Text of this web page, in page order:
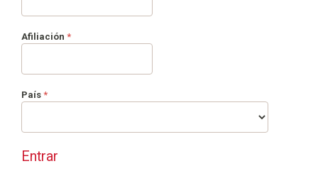
Afiliación *Obligatorio
País *Obligatorio
Entrar